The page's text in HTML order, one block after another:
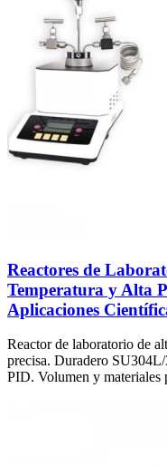
Reactores de
Temperatura y Alta
Aplicaciones
Reactor de laboratorio de
precisa. Duradero
PID. Volumen y materiales